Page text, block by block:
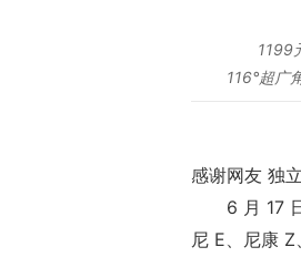
1199
116°超广
感谢网友 独
6 月 17
尼 E、尼康 Z